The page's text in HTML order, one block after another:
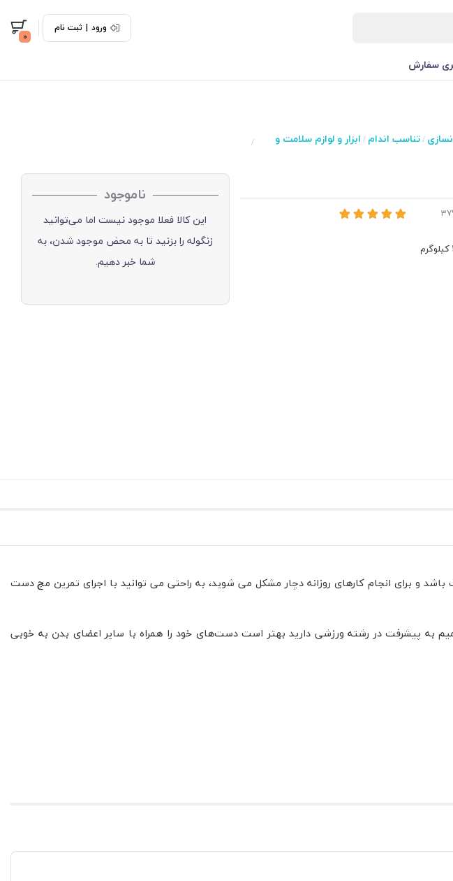
ورود | ثبت نام
0
سفارش
/تناسب اندام / ابزار و لوازم سلامت و
/
ناموجود
این کالا فعلا موجود نیست اما می‌توانید
زنگوله را بزنید تا به محض موجود شدن، به
شما خبر دهیم.
و برای انجام کارهای روزانه دچار مشکل می شوید، به راحتی می توانید با اجرای تمرین مچ دست
به پیشرفت در رشته ورزشی دارید بهتر است دست‌های خود را همراه با سایر اعضای بدن به خوبی